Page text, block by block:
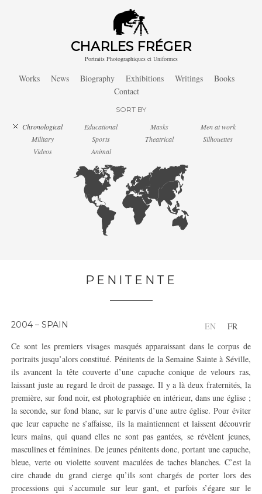
CHARLES FRÉGER
Portraits Photographiques et Uniformes
Works News Biography Exhibitions Writings
Books
Contact
SORT BY
Chronological Educational Masks
Men at work
Military
Sports Theatrical
Silhouettes
Videos
Animal
PENITENTE
EN FR
2004 – SPAIN
Ce sont les premiers visages masqués apparaissant dans le corpus de
portraits jusqu’alors constitué. Pénitents de la Semaine Sainte à Séville,
ils avancent la tête couverte d’une capuche conique de velours ras,
laissant juste au regard le droit de passage. Il y a là deux fraternités, la
première, sur fond noir, est photographiée en intérieur, dans une église ;
la seconde, sur fond blanc, sur le parvis d’une autre église. Pour éviter
que leur capuche ne s’affaisse, ils la maintiennent et laissent découvrir
leurs mains, qui quand elles ne sont pas gantées, se révèlent jeunes,
masculines et féminines. De jeunes pénitents donc, portant une capuche,
bleue, verte ou violette souvent maculées de taches blanches. C’est la
cire chaude du grand cierge qu’ils sont chargés de porter lors des
processions qui s’accumule sur leur gant, et parfois s’égare sur le